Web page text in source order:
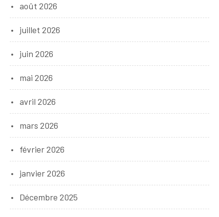
août 2026
juillet 2026
juin 2026
mai 2026
avril 2026
mars 2026
février 2026
janvier 2026
Décembre 2025